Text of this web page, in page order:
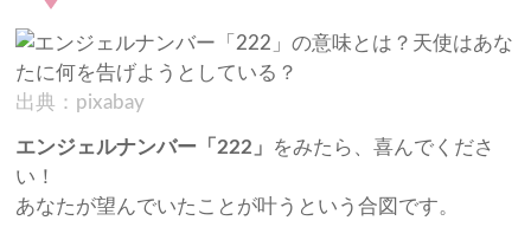
出典：pixabay
エンジェルナンバー「222」 をみたら、喜んでくださ
い！
あなたが望んでいたことが叶うという合図です。